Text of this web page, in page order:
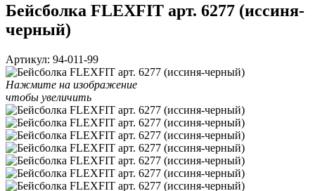
Бейсболка FLEXFIT арт. 6277 (иссиня-
черный)
Артикул: 94-011-99
Нажмите на изображение
чтобы увеличить